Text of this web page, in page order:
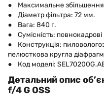
● Максимальне
● Діаметр фільтра: 72 мм.
● Вага: 840 г.
● Сумісність: повнокадрові
● Конструкція:
пелюсткова кругла
● Код моделі:
Детальний опис
f/4 G OSS